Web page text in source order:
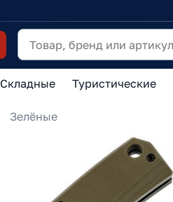
Складные Туристические
Зелёные